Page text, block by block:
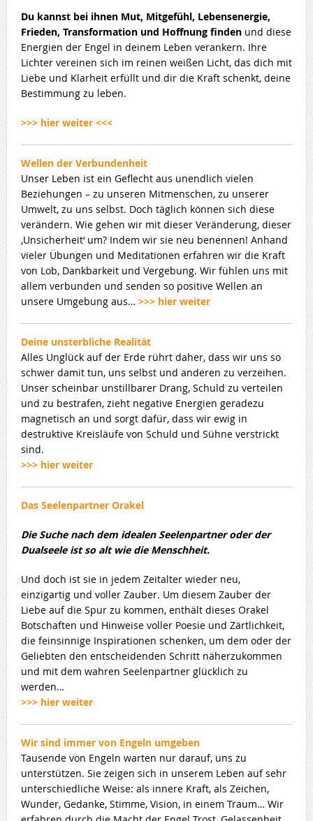
Du kannst bei ihnen Mut, Mitgefühl, Lebensenergie,
Frieden, Transformation und Hoffnung finden und diese
Energien der Engel in deinem Leben verankern. Ihre
Lichter vereinen sich im reinen weißen Licht, das dich mit
Liebe und Klarheit erfüllt und dir die Kraft schenkt, deine
Bestimmung zu leben.
>>> hier weiter <<<
Wellen der Verbundenheit
Unser Leben ist ein Geflecht aus unendlich vielen
Beziehungen – zu unseren Mitmenschen, zu unserer
Umwelt, zu uns selbst. Doch täglich können sich diese
verändern. Wie gehen wir mit dieser Veränderung, dieser
‚Unsicherheit‘ um? Indem wir sie neu benennen! Anhand
vieler Übungen und Meditationen erfahren wir die Kraft
von Lob, Dankbarkeit und Vergebung. Wir fühlen uns mit
allem verbunden und senden so positive Wellen an
unsere Umgebung aus… >>> hier weiter
Deine unsterbliche Realität
Alles Unglück auf der Erde rührt daher, dass wir uns so
schwer damit tun, uns selbst und anderen zu verzeihen.
Unser scheinbar unstillbarer Drang, Schuld zu verteilen
und zu bestrafen, zieht negative Energien geradezu
magnetisch an und sorgt dafür, dass wir ewig in
destruktive Kreisläufe von Schuld und Sühne verstrickt
sind.
>>> hier weiter
Das Seelenpartner Orakel
Die Suche nach dem idealen Seelenpartner oder der
Dualseele ist so alt wie die Menschheit.
Und doch ist sie in jedem Zeitalter wieder neu,
einzigartig und voller Zauber. Um diesem Zauber der
Liebe auf die Spur zu kommen, enthält dieses Orakel
Botschaften und Hinweise voller Poesie und Zärtlichkeit,
die feinsinnige Inspirationen schenken, um dem oder der
Geliebten den entscheidenden Schritt näherzukommen
und mit dem wahren Seelenpartner glücklich zu
werden…
>>> hier weiter
Wir sind immer von Engeln umgeben
Tausende von Engeln warten nur darauf, uns zu
unterstützen. Sie zeigen sich in unserem Leben auf sehr
unterschiedliche Weise: als innere Kraft, als Zeichen,
Wunder, Gedanke, Stimme, Vision, in einem Traum… Wir